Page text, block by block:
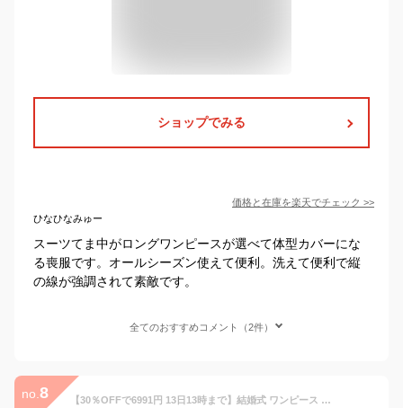
ショップでみる
価格と在庫を楽天でチェック >>
ひなひなみゅー
スーツてま中がロングワンピースが選べて体型カバーにな
る喪服です。オールシーズン使えて便利。洗えて便利で縦
の線が強調されて素敵です。
全てのおすすめコメント（2件）
no. 8 【30％OFFで6991円 13日13時まで】結婚式 ワンピース パーティードレス ロング丈 袖あり ドレス ブラックフォーマル きれいめ レディース 大きいサイズ ミモレ丈 ゆったり 小さいサイズ 30代 40代 お呼ばれ 他と被らない 20代 50代 体型カバー 袖付き 長袖 七分袖 ロ